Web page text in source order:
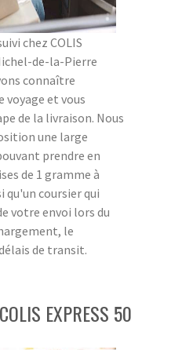
chez COLIS
de-la-Pierre
connaître
voyage et vous
de la livraison. Nous
une large
prendre en
de 1 gramme à
qu'un coursier qui
votre envoi lors du
le
de transit.
EXPRESS 50